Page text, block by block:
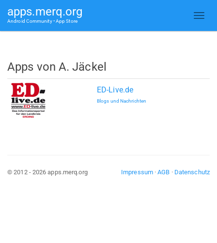
apps.merq.org
Android Community • App Store
Apps von A. Jäckel
ED-Live.de
Blogs und Nachrichten
Impressum·AGB · Datenschutz
© 2012 - 2026 apps.merq.org